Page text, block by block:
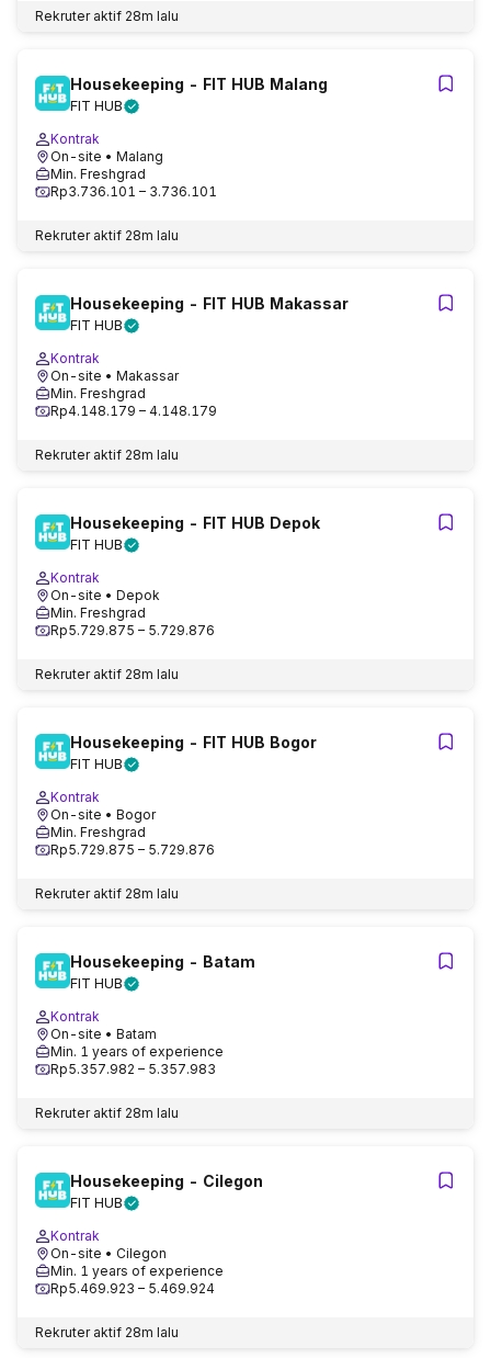
Rekruter aktif 28m lalu
Housekeeping - FIT HUB Malang
FIT HUB
Kontrak
On-site • Malang
Min. Freshgrad
Rp3.736.101 – 3.736.101
Rekruter aktif 28m lalu
Housekeeping - FIT HUB Makassar
FIT HUB
Kontrak
On-site • Makassar
Min. Freshgrad
Rp4.148.179 – 4.148.179
Rekruter aktif 28m lalu
Housekeeping - FIT HUB Depok
FIT HUB
Kontrak
On-site • Depok
Min. Freshgrad
Rp5.729.875 – 5.729.876
Rekruter aktif 28m lalu
Housekeeping - FIT HUB Bogor
FIT HUB
Kontrak
On-site • Bogor
Min. Freshgrad
Rp5.729.875 – 5.729.876
Rekruter aktif 28m lalu
Housekeeping - Batam
FIT HUB
Kontrak
On-site • Batam
Min. 1 years of experience
Rp5.357.982 – 5.357.983
Rekruter aktif 28m lalu
Housekeeping - Cilegon
FIT HUB
Kontrak
On-site • Cilegon
Min. 1 years of experience
Rp5.469.923 – 5.469.924
Rekruter aktif 28m lalu